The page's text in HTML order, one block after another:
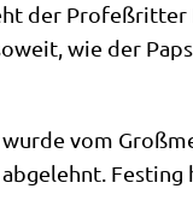
der
wie der
vom
Fest­ing